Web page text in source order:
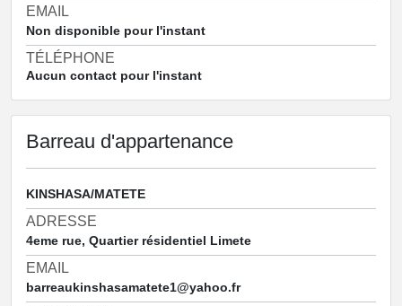
EMAIL
Non disponible pour l'instant
TÉLÉPHONE
Aucun contact pour l'instant
Barreau d'appartenance
KINSHASA/MATETE
ADRESSE
4eme rue, Quartier résidentiel Limete
EMAIL
barreaukinshasamatete1@yahoo.fr